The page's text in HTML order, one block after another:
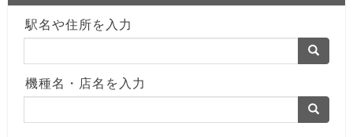
駅名や住所を入力
機種名・店名を入力